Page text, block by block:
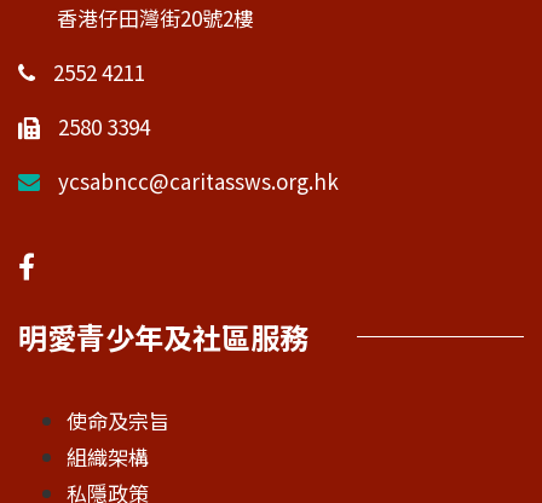
香港仔田灣街20號2樓
2552 4211
2580 3394
ycsabncc@caritassws.org.hk
明愛青少年及社區服務
使命及宗旨
組織架構
私隱政策